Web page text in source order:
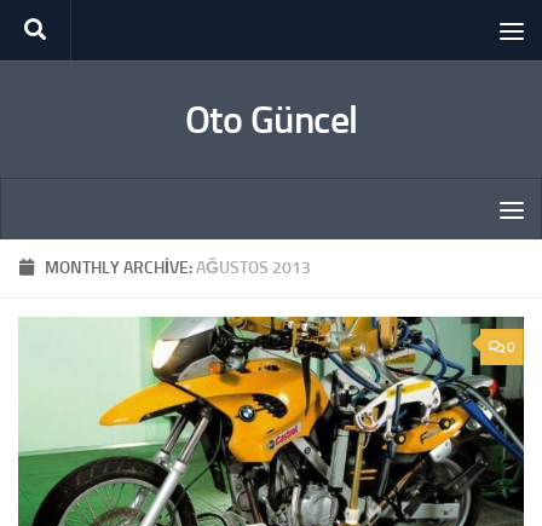
Skip to content
Oto Güncel
MONTHLY ARCHIVE:AĞUSTOS 2013
0